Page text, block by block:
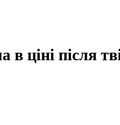
в ціні після